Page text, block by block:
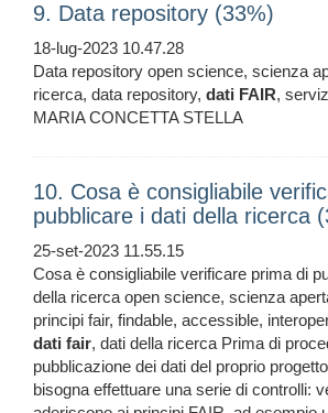
9. Data repository (33%)
18-lug-2023 10.47.28
Data repository open science, scienza
ricerca, data repository, dati FAIR,
MARIA CONCETTA STELLA
10. Cosa è consigliabile
pubblicare i dati della ricerca
25-set-2023 11.55.15
Cosa è consigliabile verificare prima di
della ricerca open science, scienza
principi fair, findable, accessible,
dati fair, dati della ricerca Prima di
pubblicazione dei dati del proprio
bisogna effettuare una serie di controlli: